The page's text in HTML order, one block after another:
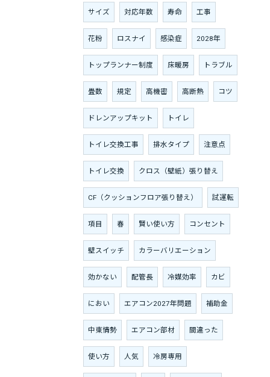
サイズ 対応年数 寿命 工事
花粉 ロスナイ 感染症 2028年
トップランナー制度 床暖房 トラブル
畳数 規定 高機密 高断熱 コツ
ドレンアップキット トイレ
トイレ交換工事 排水タイプ 注意点
トイレ交換 クロス（壁紙）張り替え
CF（クッションフロア張り替え） 試運転
項目 春 賢い使い方 コンセント
壁スイッチ カラーバリエーション
効かない 配管長 冷媒効率 カビ
におい エアコン2027年問題 補助金
中東情勢 エアコン部材 間違った
使い方 人気 冷房専用